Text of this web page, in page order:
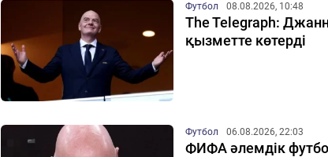
Футбол 08.08.2026, 10:48
The Telegraph:
қызметте көтерді
Футбол 06.08.2026, 22:03
ФИФА әлемдік